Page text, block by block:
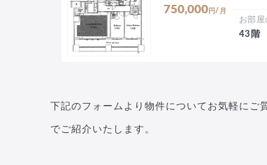
750,000 円/月
お部屋
43階
下記のフォームより物件についてお気軽に
でご紹介いたします。